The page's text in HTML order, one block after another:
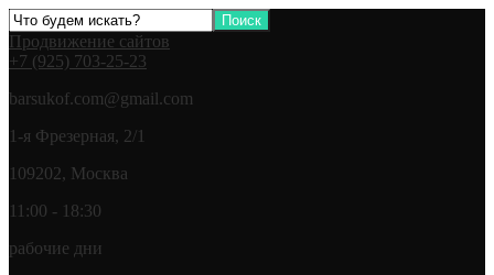
Продвижение сайтов
+7 (925) 703-25-23
barsukof.com@gmail.com
1-я Фрезерная, 2/1
109202, Москва
11:00 - 18:30
рабочие дни